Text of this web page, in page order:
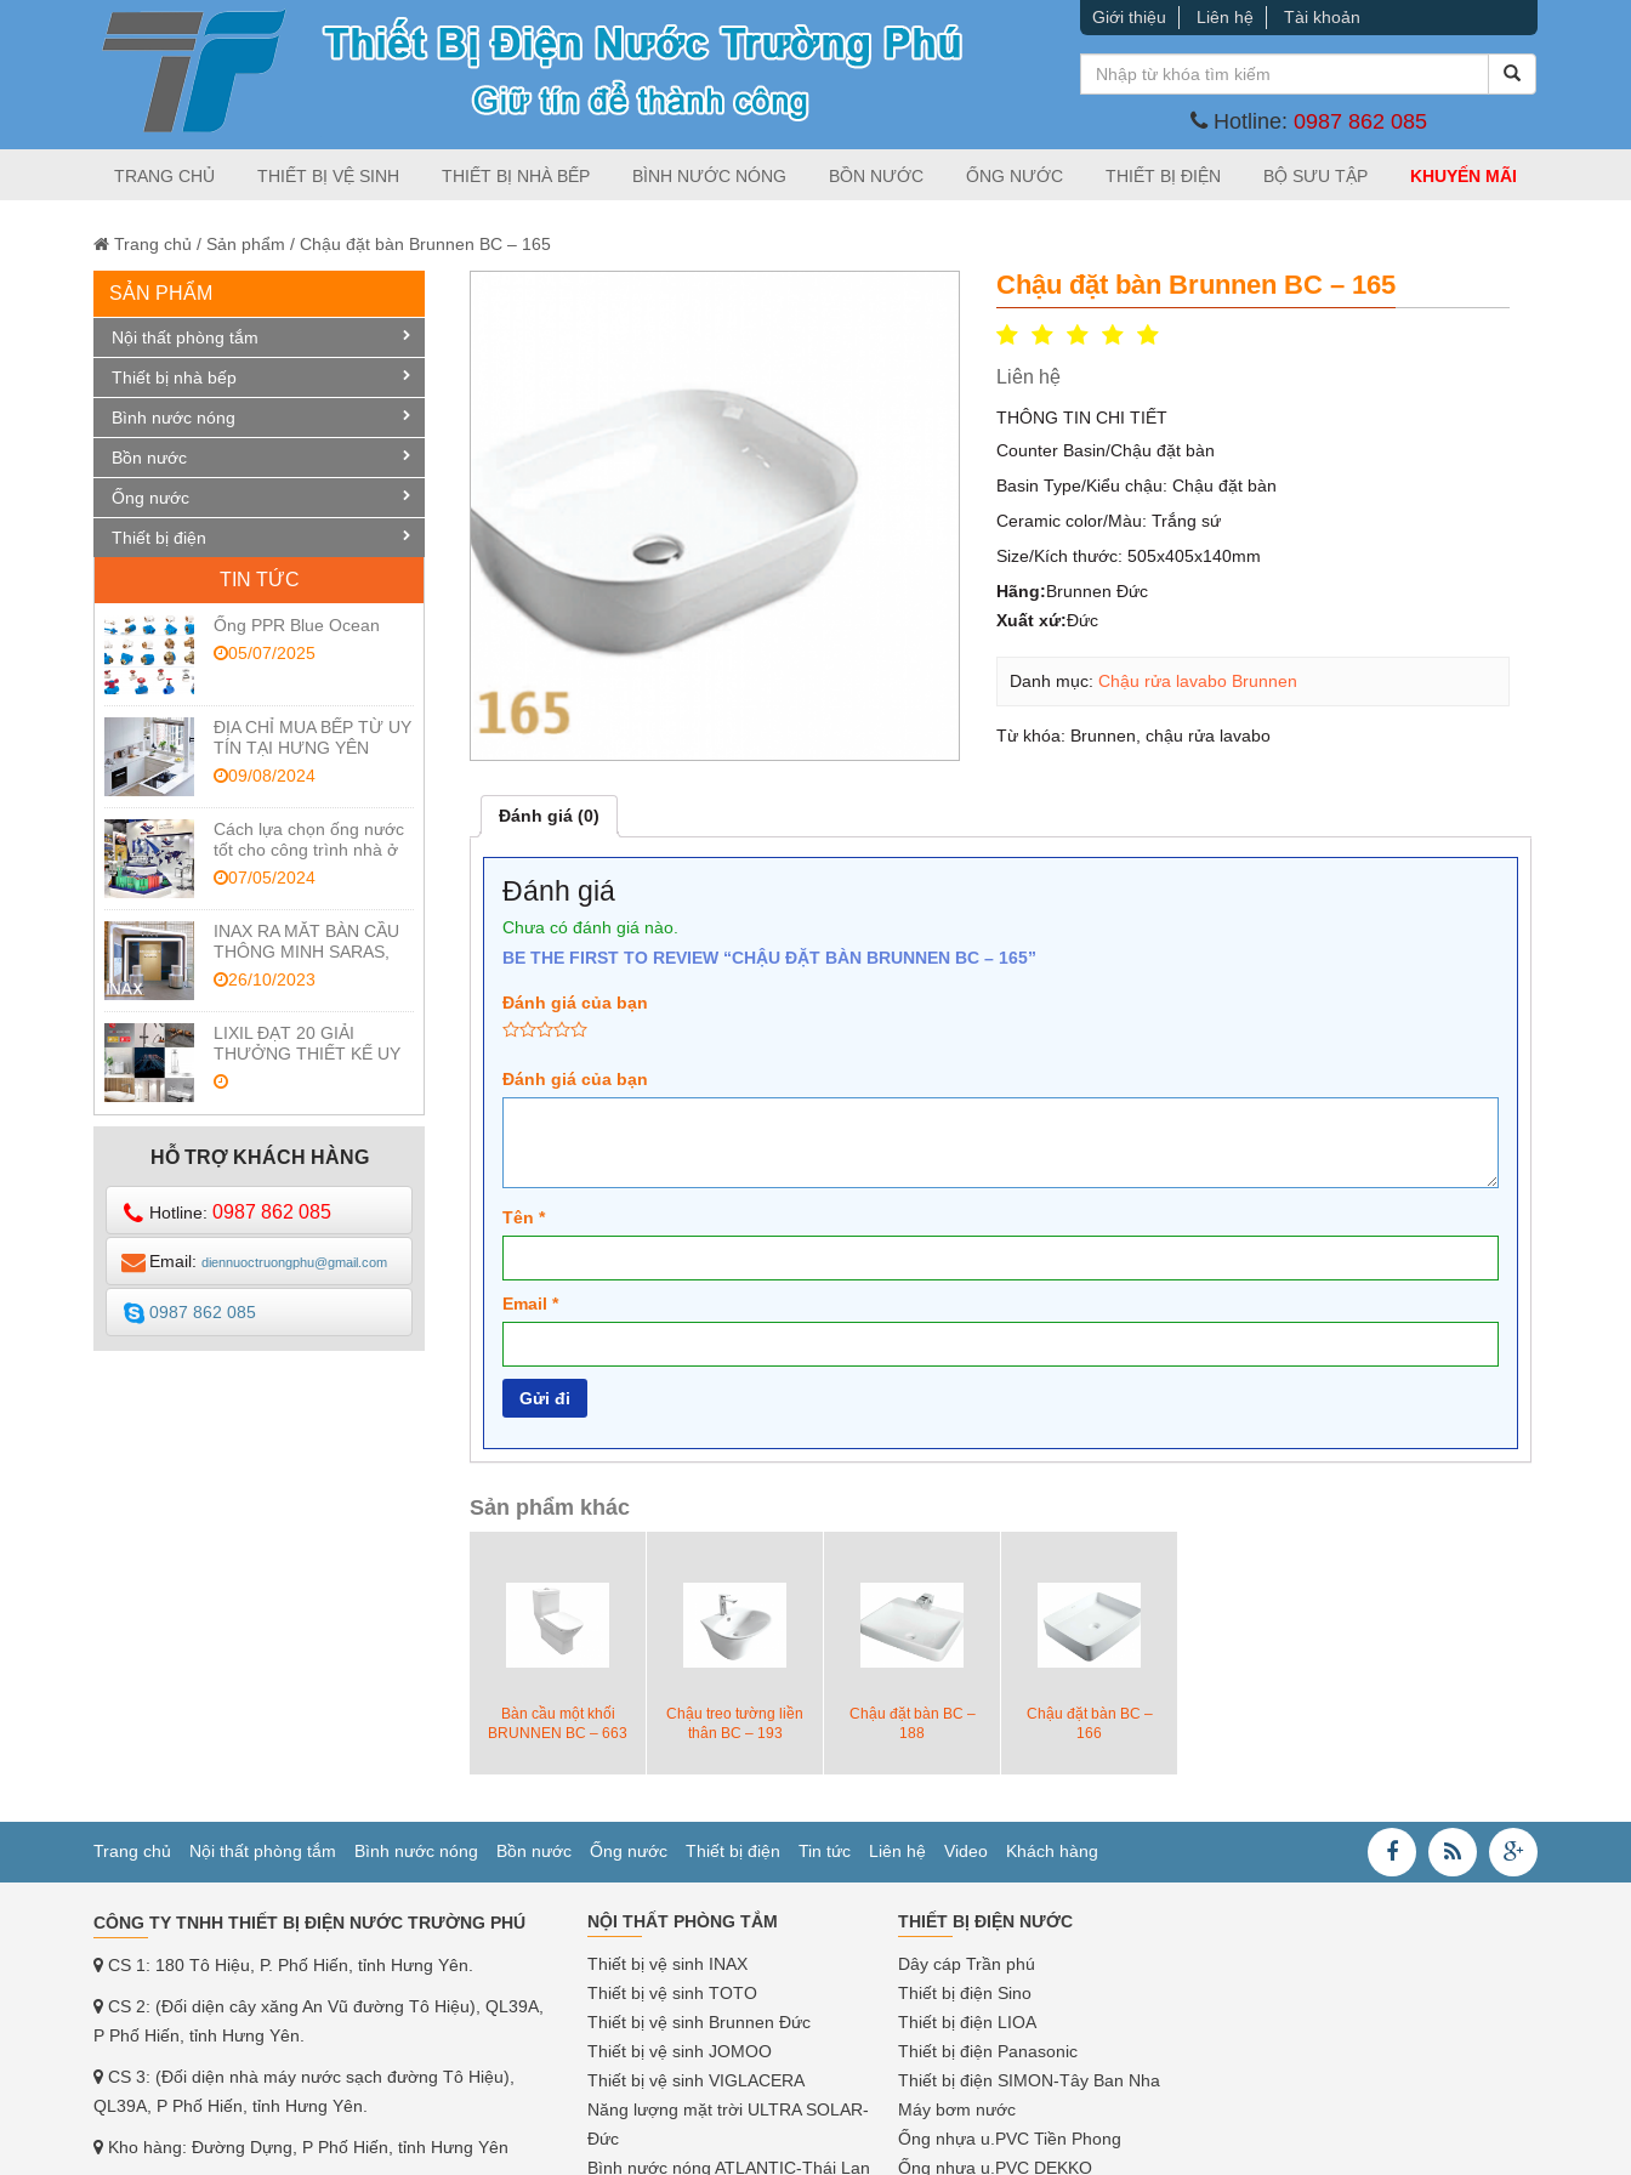
Giới thiệu Liên hệ Tài khoản
Hotline:0987 862 085
TRANG CHỦ THIẾT BỊ VỆ SINH THIẾT BỊ NHÀ BẾP BÌNH NƯỚC NÓNG BỒN NƯỚC ỐNG NƯỚC THIẾT BỊ ĐIỆN BỘ SƯU TẬP KHUYẾN MÃI
Trang chủ / Sản phẩm / Chậu đặt bàn Brunnen BC – 165
SẢN PHẨM
Nội thất phòng tắm
Thiết bị nhà bếp
Bình nước nóng
Bồn nước
Ống nước
Thiết bị điện
TIN TỨC
Ống PPR Blue Ocean
05/07/2025
ĐỊA CHỈ MUA BẾP TỪ UY
TÍN TẠI HƯNG YÊN
09/08/2024
Cách lựa chọn ống nước
tốt cho công trình nhà ở
07/05/2024
INAX RA MẮT BÀN CẦU
THÔNG MINH SARAS,
TỐI ƯU CÔNG NGHỆ
CHĂM SÓC SỨC KHỎE
26/10/2023
LIXIL ĐẠT 20 GIẢI
THƯỞNG THIẾT KẾ UY
TÍN RED DOT VÀ IF
DESIGN
HỖ TRỢ KHÁCH HÀNG
Hotline: 0987 862 085
Email: diennuoctruongphu@gmail.com
0987 862 085
Chậu đặt bàn Brunnen BC – 165
Liên hệ
THÔNG TIN CHI TIẾT
Counter Basin/Chậu đặt bàn
Basin Type/Kiểu chậu: Chậu đặt bàn
Ceramic color/Màu: Trắng sứ
Size/Kích thước: 505x405x140mm
Hãng:Brunnen Đức
Xuất xứ:Đức
Danh mục:Chậu rửa lavabo Brunnen
Từ khóa: Brunnen ,chậu rửa lavabo
Đánh giá (0)
Đánh giá
Chưa có đánh giá nào.
BE THE FIRST TO REVIEW “CHẬU ĐẶT BÀN BRUNNEN BC – 165”
Đánh giá của bạn
Đánh giá của bạn
Tên *
Email *
Sản phẩm khác
Bàn cầu một khối
BRUNNEN BC – 663
Chậu treo tường liền
thân BC – 193
Chậu đặt bàn BC –
188
Chậu đặt bàn BC –
166
Trang chủ Nội thất phòng tắm Bình nước nóng Bồn nước Ống nước Thiết bị điện Tin tức Liên hệ Video Khách hàng
CÔNG TY TNHH THIẾT BỊ ĐIỆN NƯỚC TRƯỜNG PHÚ
CS 1: 180 Tô Hiệu, P. Phố Hiến, tỉnh Hưng Yên.
CS 2: (Đối diện cây xăng An Vũ đường Tô Hiệu), QL39A,
P Phố Hiến, tỉnh Hưng Yên.
CS 3: (Đối diện nhà máy nước sạch đường Tô Hiệu),
QL39A, P Phố Hiến, tỉnh Hưng Yên.
Kho hàng: Đường Dựng, P Phố Hiến, tỉnh Hưng Yên
NỘI THẤT PHÒNG TẮM
Thiết bị vệ sinh INAX
Thiết bị vệ sinh TOTO
Thiết bị vệ sinh Brunnen Đức
Thiết bị vệ sinh JOMOO
Thiết bị vệ sinh VIGLACERA
Năng lượng mặt trời ULTRA SOLAR-
Đức
Bình nước nóng ATLANTIC-Thái Lan
THIẾT BỊ ĐIỆN NƯỚC
Dây cáp Trần phú
Thiết bị điện Sino
Thiết bị điện LIOA
Thiết bị điện Panasonic
Thiết bị điện SIMON-Tây Ban Nha
Máy bơm nước
Ống nhựa u.PVC Tiền Phong
Ống nhựa u.PVC DEKKO